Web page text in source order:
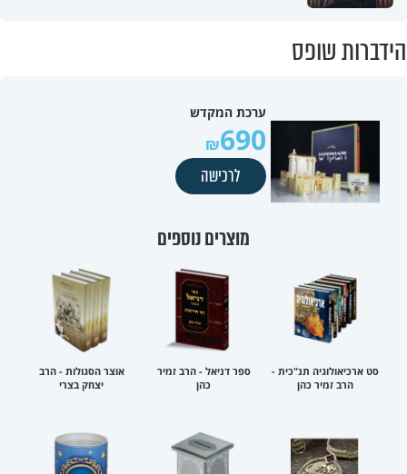
הידברות שופס
ערכת המקדש
690
לרכישה
מוצרים נוספים
סט ארכיאולוגיה תנ"כית -
הרב זמיר כהן
ספר דניאל - הרב זמיר
כהן
אוצר הסגולות - הרב
יצחק בצרי